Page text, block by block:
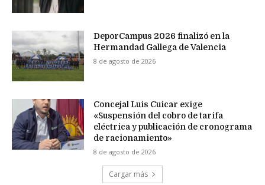
DeporCampus 2026 finalizó en la
Hermandad Gallega de Valencia
8 de agosto de 2026
Concejal Luis Cuicar exige
«Suspensión del cobro de tarifa
eléctrica y publicación de cronograma
de racionamiento»
8 de agosto de 2026
Cargar más